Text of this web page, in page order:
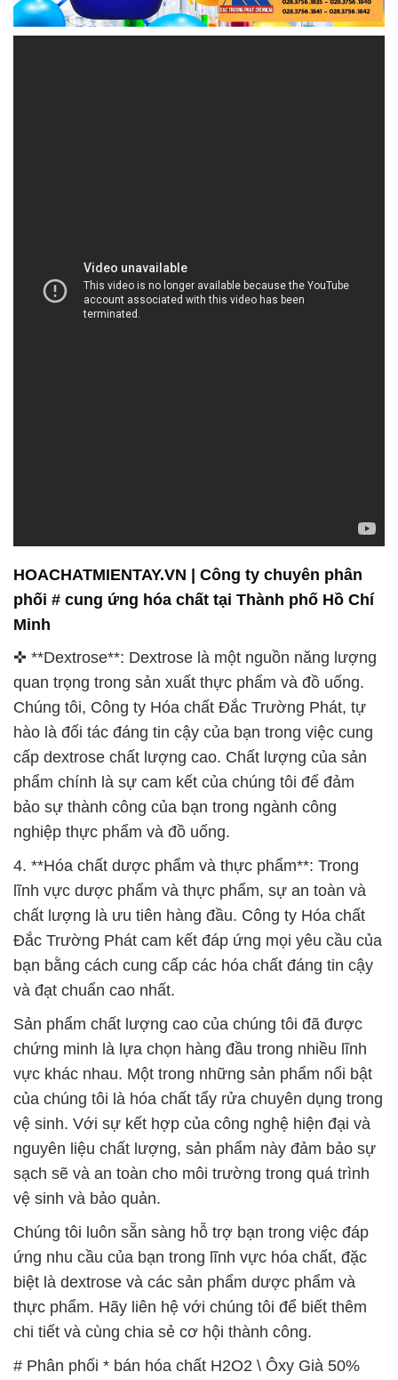
HOACHATMIENTAY.VN | Công ty chuyên phân
phối # cung ứng hóa chất tại Thành phố Hồ Chí
Minh
✜ **Dextrose**: Dextrose là một nguồn năng lượng
quan trọng trong sản xuất thực phẩm và đồ uống.
Chúng tôi, Công ty Hóa chất Đắc Trường Phát, tự
hào là đối tác đáng tin cậy của bạn trong việc cung
cấp dextrose chất lượng cao. Chất lượng của sản
phẩm chính là sự cam kết của chúng tôi để đảm
bảo sự thành công của bạn trong ngành công
nghiệp thực phẩm và đồ uống.
4. **Hóa chất dược phẩm và thực phẩm**: Trong
lĩnh vực dược phẩm và thực phẩm, sự an toàn và
chất lượng là ưu tiên hàng đầu. Công ty Hóa chất
Đắc Trường Phát cam kết đáp ứng mọi yêu cầu của
bạn bằng cách cung cấp các hóa chất đáng tin cậy
và đạt chuẩn cao nhất.
Sản phẩm chất lượng cao của chúng tôi đã được
chứng minh là lựa chọn hàng đầu trong nhiều lĩnh
vực khác nhau. Một trong những sản phẩm nổi bật
của chúng tôi là hóa chất tẩy rửa chuyên dụng trong
vệ sinh. Với sự kết hợp của công nghệ hiện đại và
nguyên liệu chất lượng, sản phẩm này đảm bảo sự
sạch sẽ và an toàn cho môi trường trong quá trình
vệ sinh và bảo quản.
Chúng tôi luôn sẵn sàng hỗ trợ bạn trong việc đáp
ứng nhu cầu của bạn trong lĩnh vực hóa chất, đặc
biệt là dextrose và các sản phẩm dược phẩm và
thực phẩm. Hãy liên hệ với chúng tôi để biết thêm
chi tiết và cùng chia sẻ cơ hội thành công.
# Phân phối * bán hóa chất H2O2 \ Ôxy Già 50%